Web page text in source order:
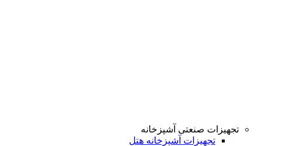
تجهیزات صنعتی آشپزخانه
تجهیزات آشپزخانه هتل